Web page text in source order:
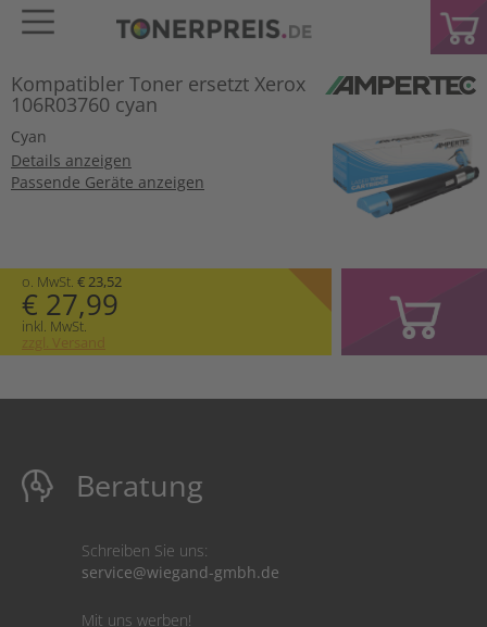
Kompatibler Toner ersetzt Xerox
106R03760 cyan
Cyan
Details anzeigen
Passende Geräte anzeigen
o. MwSt. € 23,52
€ 27,99
inkl. MwSt.
zzgl. Versand
Beratung
Schreiben Sie uns:
service@wiegand-gmbh.de
Mit uns werben!